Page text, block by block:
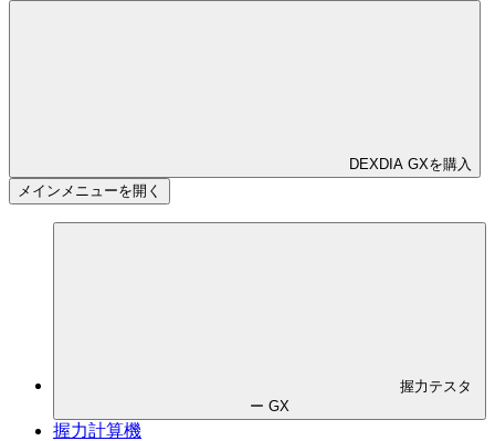
DEXDIA GXを購入
メインメニューを開く
握力テスタ
ー GX
握力計算機